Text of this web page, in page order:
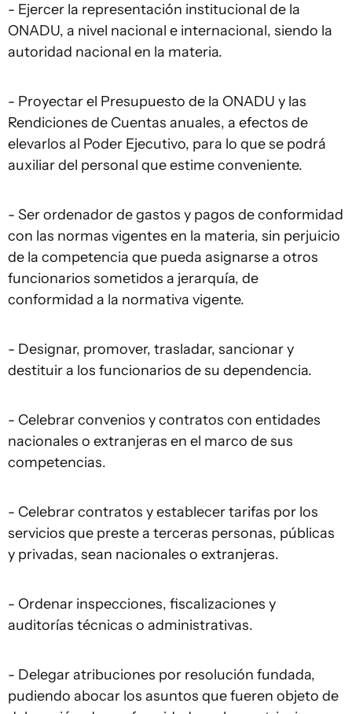
- Ejercer la representación institucional de la
ONADU, a nivel nacional e internacional, siendo la
autoridad nacional en la materia.
- Proyectar el Presupuesto de la ONADU y las
Rendiciones de Cuentas anuales, a efectos de
elevarlos al Poder Ejecutivo, para lo que se podrá
auxiliar del personal que estime conveniente.
- Ser ordenador de gastos y pagos de conformidad
con las normas vigentes en la materia, sin perjuicio
de la competencia que pueda asignarse a otros
funcionarios sometidos a jerarquía, de
conformidad a la normativa vigente.
- Designar, promover, trasladar, sancionar y
destituir a los funcionarios de su dependencia.
- Celebrar convenios y contratos con entidades
nacionales o extranjeras en el marco de sus
competencias.
- Celebrar contratos y establecer tarifas por los
servicios que preste a terceras personas, públicas
y privadas, sean nacionales o extranjeras.
- Ordenar inspecciones, fiscalizaciones y
auditorías técnicas o administrativas.
- Delegar atribuciones por resolución fundada,
pudiendo abocar los asuntos que fueren objeto de